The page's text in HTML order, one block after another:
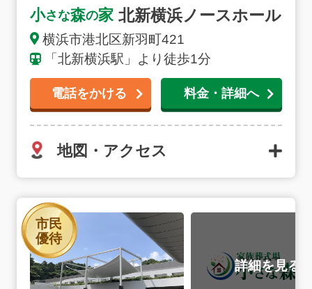
小さな森の家 北新横浜ノースホール
横浜市港北区新羽町421
「北新横浜駅」より徒歩1分
電話をかける 料金・詳細へ
地図・アクセス
市民
優待
横浜市北部斎場の詳細へ